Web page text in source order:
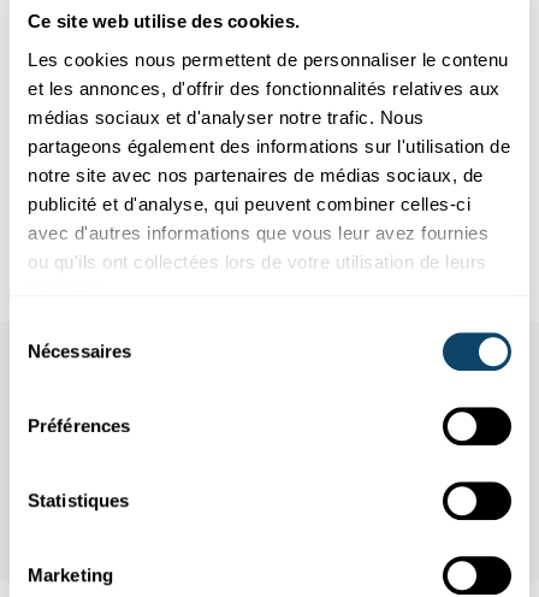
Ce site web utilise des cookies.
Les cookies nous permettent de personnaliser le contenu
et les annonces, d'offrir des fonctionnalités relatives aux
médias sociaux et d'analyser notre trafic. Nous
partageons également des informations sur l'utilisation de
notre site avec nos partenaires de médias sociaux, de
publicité et d'analyse, qui peuvent combiner celles-ci
avec d'autres informations que vous leur avez fournies
ou qu'ils ont collectées lors de votre utilisation de leurs
Nécessaires
Préférences
Statistiques
Marketing
Video: Ingo Knopf
Infobox
Matériel
Durée de l'expérience